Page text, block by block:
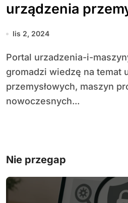
urządzenia
Kluczowe
branży
lis 2, 2024
Portal urzadzenia-i-maszyny.pl to miejsce, które
gromadzi wiedzę na temat
przemysłowych, maszyn
nowoczesnych...
Nie przegap